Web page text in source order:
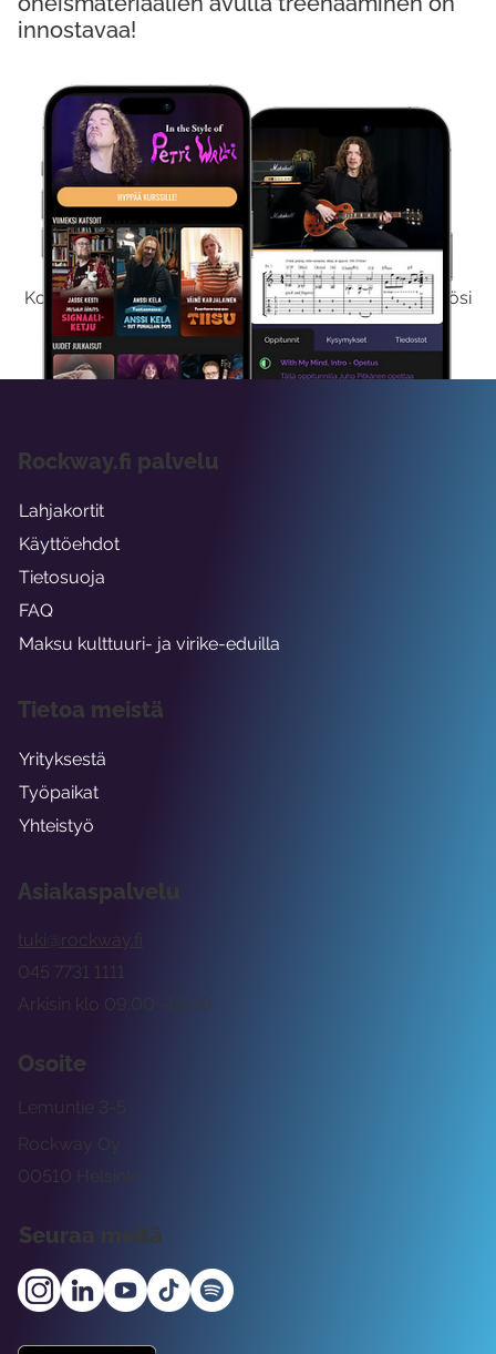
Kokeile Ilmaiseksi
Kokeilemalla ilmaiseksi saat koko sisältömme käyttöösi
viikon ajaksi.
innostavaa!
Asiakaspalvelu
tuki@rockway.fi
Arkisin klo 09:00 -15:00
045 7731 1111
Osoite
Rockway Oy
Lemuntie 3-5
00510 Helsinki
Seuraa meitä
Rockway.fi palvelu
Lahjakortit
Käyttöehdot
Tietosuoja
FAQ
Maksu kulttuuri- ja virike-eduilla
Tietoa meistä
Yrityksestä
Työpaikat
Yhteistyö